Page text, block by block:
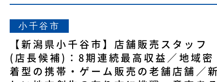
小千谷市
【新潟県小千谷市】店舗販売スタッフ
(店長候補)：8期連続最高収益／地域密
着型の携帯・ゲーム販売の老舗店舗／